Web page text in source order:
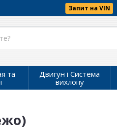
Запит на VIN
та
Двигун і Система
вихлопу